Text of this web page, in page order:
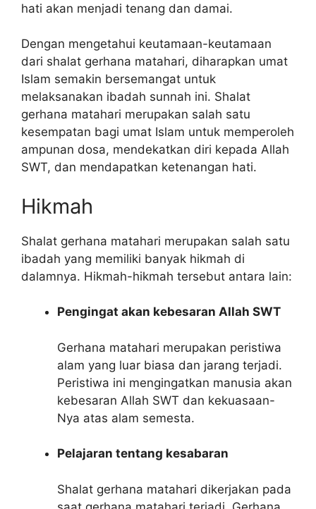
hati akan menjadi tenang dan damai.
Dengan mengetahui keutamaan-keutamaan
dari shalat gerhana matahari, diharapkan umat
Islam semakin bersemangat untuk
melaksanakan ibadah sunnah ini. Shalat
gerhana matahari merupakan salah satu
kesempatan bagi umat Islam untuk memperoleh
ampunan dosa, mendekatkan diri kepada Allah
SWT, dan mendapatkan ketenangan hati.
Hikmah
Shalat gerhana matahari merupakan salah satu
ibadah yang memiliki banyak hikmah di
dalamnya. Hikmah-hikmah tersebut antara lain:
Pengingat akan kebesaran Allah SWT
Gerhana matahari merupakan peristiwa
alam yang luar biasa dan jarang terjadi.
Peristiwa ini mengingatkan manusia akan
kebesaran Allah SWT dan kekuasaan-
Nya atas alam semesta.
Pelajaran tentang kesabaran
Shalat gerhana matahari dikerjakan pada